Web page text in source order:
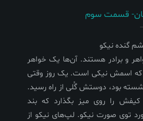
قسمت سوم
گنده نیکو
و برادر هستند. آن‌ها یک خواهر
که اسمش نیکی است. یک روز وقتی
بود، دوستش گُلی از راه رسید.
را روی میز بگذارد که بند
توی صورت نیکو. لپ‌های نیکو از